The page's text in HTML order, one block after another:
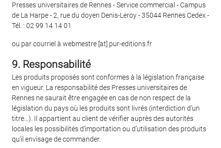
Presses universitaires de Rennes - Service commercial - Campus
de La Harpe - 2, rue du doyen Denis-Leroy - 35044 Rennes Cedex -
Tél. : 02 99 14 14 01
ou par courriel à webmestre [at] pur-editions.fr
9. Responsabilité
Les produits proposés sont conformes à la législation française
en vigueur. La responsabilité des Presses universitaires de
Rennes ne saurait être engagée en cas de non respect de la
législation du pays où les produits sont livrés (interdiction d’un
titre…). Il appartient au client de vérifier auprès des autorités
locales les possibilités d’importation ou d’utilisation des produits
qu’il envisage de commander.